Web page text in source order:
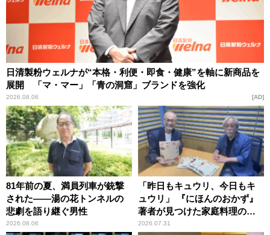
日清製粉ウェルナが“本格・利便・即食・健康”を軸に新商品を
展開 「マ・マー」「青の洞窟」ブランドを強化
2026.08.06 AD
81年前の夏、満員列車が銃撃
された――湯の花トンネルの
悲劇を語り継ぐ男性
2026.08.06
「昨日もキュウリ、今日もキ
ュウリ」 『にほんのおかず』
著者が見つけた家庭料理の知
恵
2026.07.31